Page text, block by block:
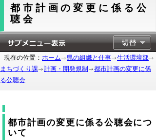
都市計画の変更に係る公
聴会
現在の位置： ホーム 県の組織と仕事
生活環境部
まちづくり課
計画・開発規制
都市計画の変更に係
る公聴会
都市計画の変更に係る公聴会につ
いて